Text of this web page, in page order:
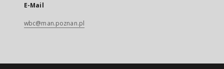
E-Mail
wbc@man.poznan.pl